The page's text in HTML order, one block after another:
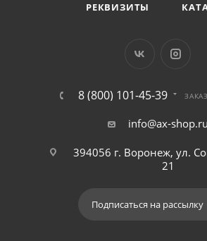
РЕКВИЗИТЫ
8 (800) 101-45-39
info@ax-shop.ru
394056 г. Воронеж, ул.
21
Подписаться на рассылку